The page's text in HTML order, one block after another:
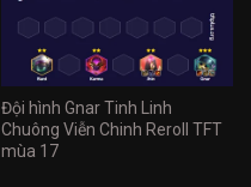
Đội hình Gnar Tinh Linh
Chuông Viễn Chinh Reroll TFT
mùa 17